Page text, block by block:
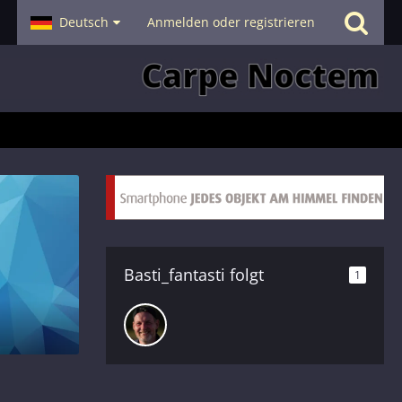
Hilfe
Deutsch Anmelden oder registrieren
Basti_fantasti folgt 1